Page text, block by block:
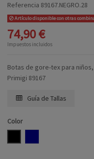
Referencia 89167.NEGRO.28
Artículo disponible con otras
74,90 €
Impuestos incluidos
Botas de gore-tex para
Primigi 89167
Guía de Tallas
Color